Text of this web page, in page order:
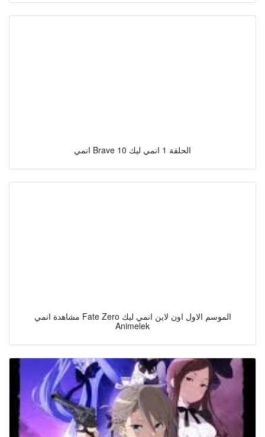
انمي Brave 10 الحلقة 1 انمي ليك
مشاهدة انمي Fate Zero الموسم الاول اون لاين انمي ليك
Animelek